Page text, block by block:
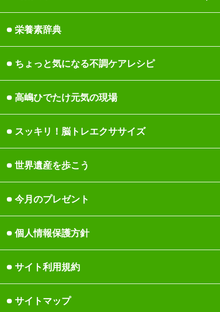
免疫
生活習慣
女性の健康
関節・筋肉・骨
頭
医療現場の声
医師・専門家一覧
健康
食事
身体
睡眠/休養
美容/ダイエット
運動/ストレッチ
ストレス
栄養素辞典
ちょっと気になる不調ケアレシピ
高嶋ひでたけ元気の現場
スッキリ！脳トレエクササイズ
世界遺産を歩こう
今月のプレゼント
個人情報保護方針
サイト利用規約
サイトマップ